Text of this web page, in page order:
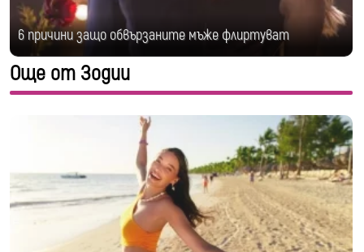
6 причини защо обвързаните мъже флиртуват
Още от Зодии